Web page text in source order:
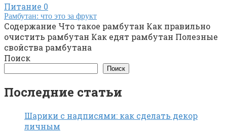
Питание 0
Рамбутан: что это за фрукт
Содержание Что такое рамбутан Как правильно
очистить рамбутан Как едят рамбутан Полезные
свойства рамбутана
Поиск
Поиск
Последние статьи
Шарики с надписями: как сделать декор
личным